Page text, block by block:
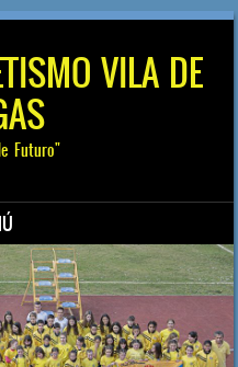
VILA DE
Futuro"